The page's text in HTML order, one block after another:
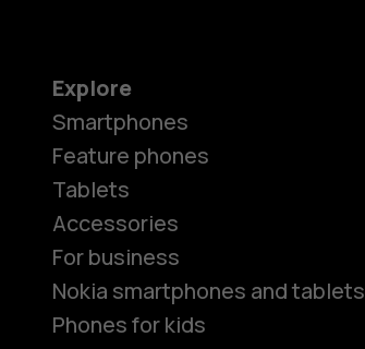
Explore
Smartphones
Feature phones
Tablets
Accessories
For business
Nokia smartphones and tablets
Phones for kids